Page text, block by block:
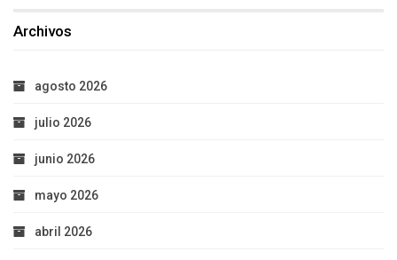
Archivos
agosto 2026
julio 2026
junio 2026
mayo 2026
abril 2026